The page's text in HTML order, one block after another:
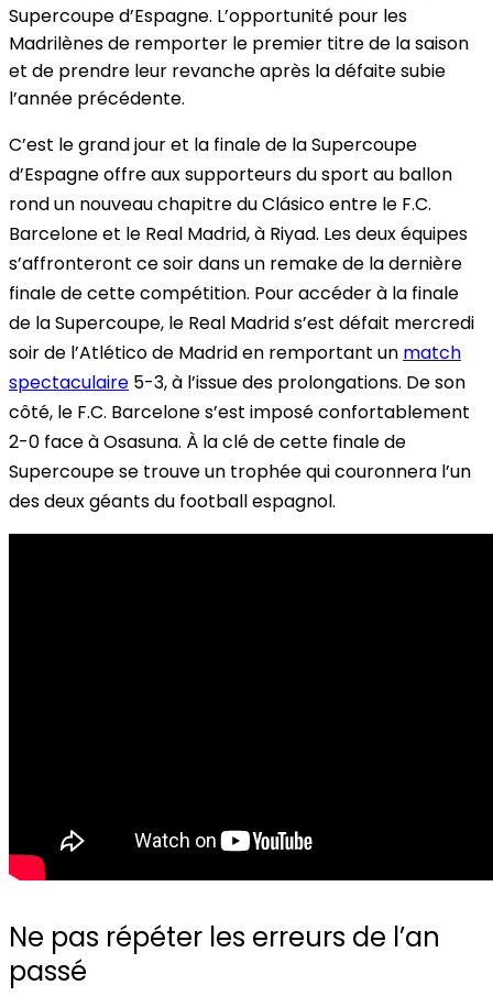
Supercoupe d’Espagne. L’opportunité pour les
Madrilènes de remporter le premier titre de la saison
et de prendre leur revanche après la défaite subie
l’année précédente.
C’est le grand jour et la finale de la Supercoupe
d’Espagne offre aux supporteurs du sport au ballon
rond un nouveau chapitre du Clásico entre le F.C.
Barcelone et le Real Madrid, à Riyad. Les deux équipes
s’affronteront ce soir dans un remake de la dernière
finale de cette compétition. Pour accéder à la finale
de la Supercoupe, le Real Madrid s’est défait mercredi
soir de l’Atlético de Madrid en remportant un match
spectaculaire 5-3, à l’issue des prolongations. De son
côté, le F.C. Barcelone s’est imposé confortablement
2-0 face à Osasuna. À la clé de cette finale de
Supercoupe se trouve un trophée qui couronnera l’un
des deux géants du football espagnol.
Ne pas répéter les erreurs de l’an
passé